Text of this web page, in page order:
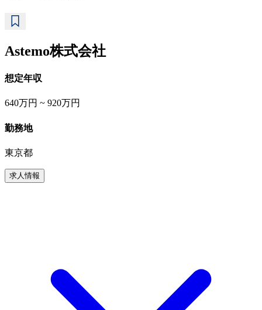
Astemo株式会社
想定年収
640万円 ~ 920万円
勤務地
東京都
求人情報